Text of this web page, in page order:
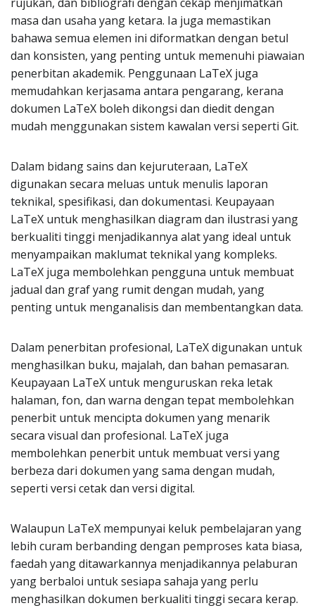
masa dan usaha yang ketara. Ia juga memastikan
bahawa semua elemen ini diformatkan dengan betul
dan konsisten, yang penting untuk memenuhi piawaian
penerbitan akademik. Penggunaan LaTeX juga
memudahkan kerjasama antara pengarang, kerana
dokumen LaTeX boleh dikongsi dan diedit dengan
mudah menggunakan sistem kawalan versi seperti Git.
Dalam bidang sains dan kejuruteraan, LaTeX
digunakan secara meluas untuk menulis laporan
teknikal, spesifikasi, dan dokumentasi. Keupayaan
LaTeX untuk menghasilkan diagram dan ilustrasi yang
berkualiti tinggi menjadikannya alat yang ideal untuk
menyampaikan maklumat teknikal yang kompleks.
LaTeX juga membolehkan pengguna untuk membuat
jadual dan graf yang rumit dengan mudah, yang
penting untuk menganalisis dan membentangkan data.
Dalam penerbitan profesional, LaTeX digunakan untuk
menghasilkan buku, majalah, dan bahan pemasaran.
Keupayaan LaTeX untuk menguruskan reka letak
halaman, fon, dan warna dengan tepat membolehkan
penerbit untuk mencipta dokumen yang menarik
secara visual dan profesional. LaTeX juga
membolehkan penerbit untuk membuat versi yang
berbeza dari dokumen yang sama dengan mudah,
seperti versi cetak dan versi digital.
Walaupun LaTeX mempunyai keluk pembelajaran yang
lebih curam berbanding dengan pemproses kata biasa,
faedah yang ditawarkannya menjadikannya pelaburan
yang berbaloi untuk sesiapa sahaja yang perlu
menghasilkan dokumen berkualiti tinggi secara kerap.